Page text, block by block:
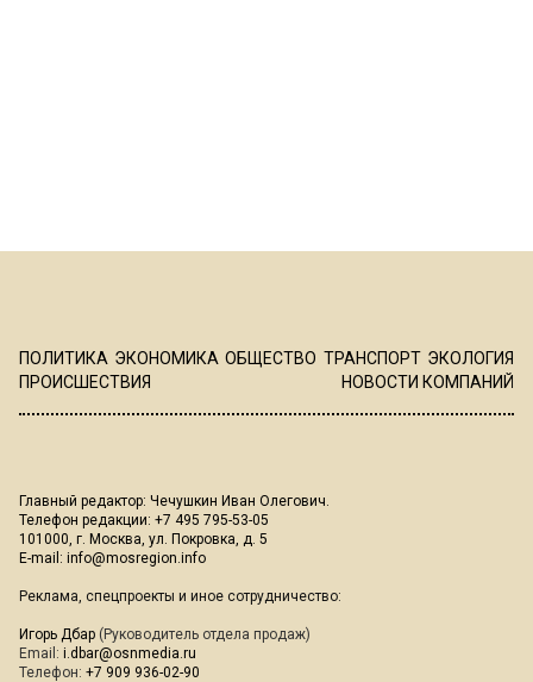
ПОЛИТИКА ЭКОНОМИКА ОБЩЕСТВО ТРАНСПОРТ ЭКОЛОГИЯ
ПРОИСШЕСТВИЯ
НОВОСТИ КОМПАНИЙ
Главный редактор: Чечушкин Иван Олегович.
Телефон редакции: +7 495 795-53-05
101000, г. Москва, ул. Покровка, д. 5
E-mail: info@mosregion.info
Реклама, спецпроекты и иное сотрудничество:
Игорь Дбар (Руководитель отдела продаж)
Email: i.dbar@osnmedia.ru
Телефон: +7 909 936-02-90